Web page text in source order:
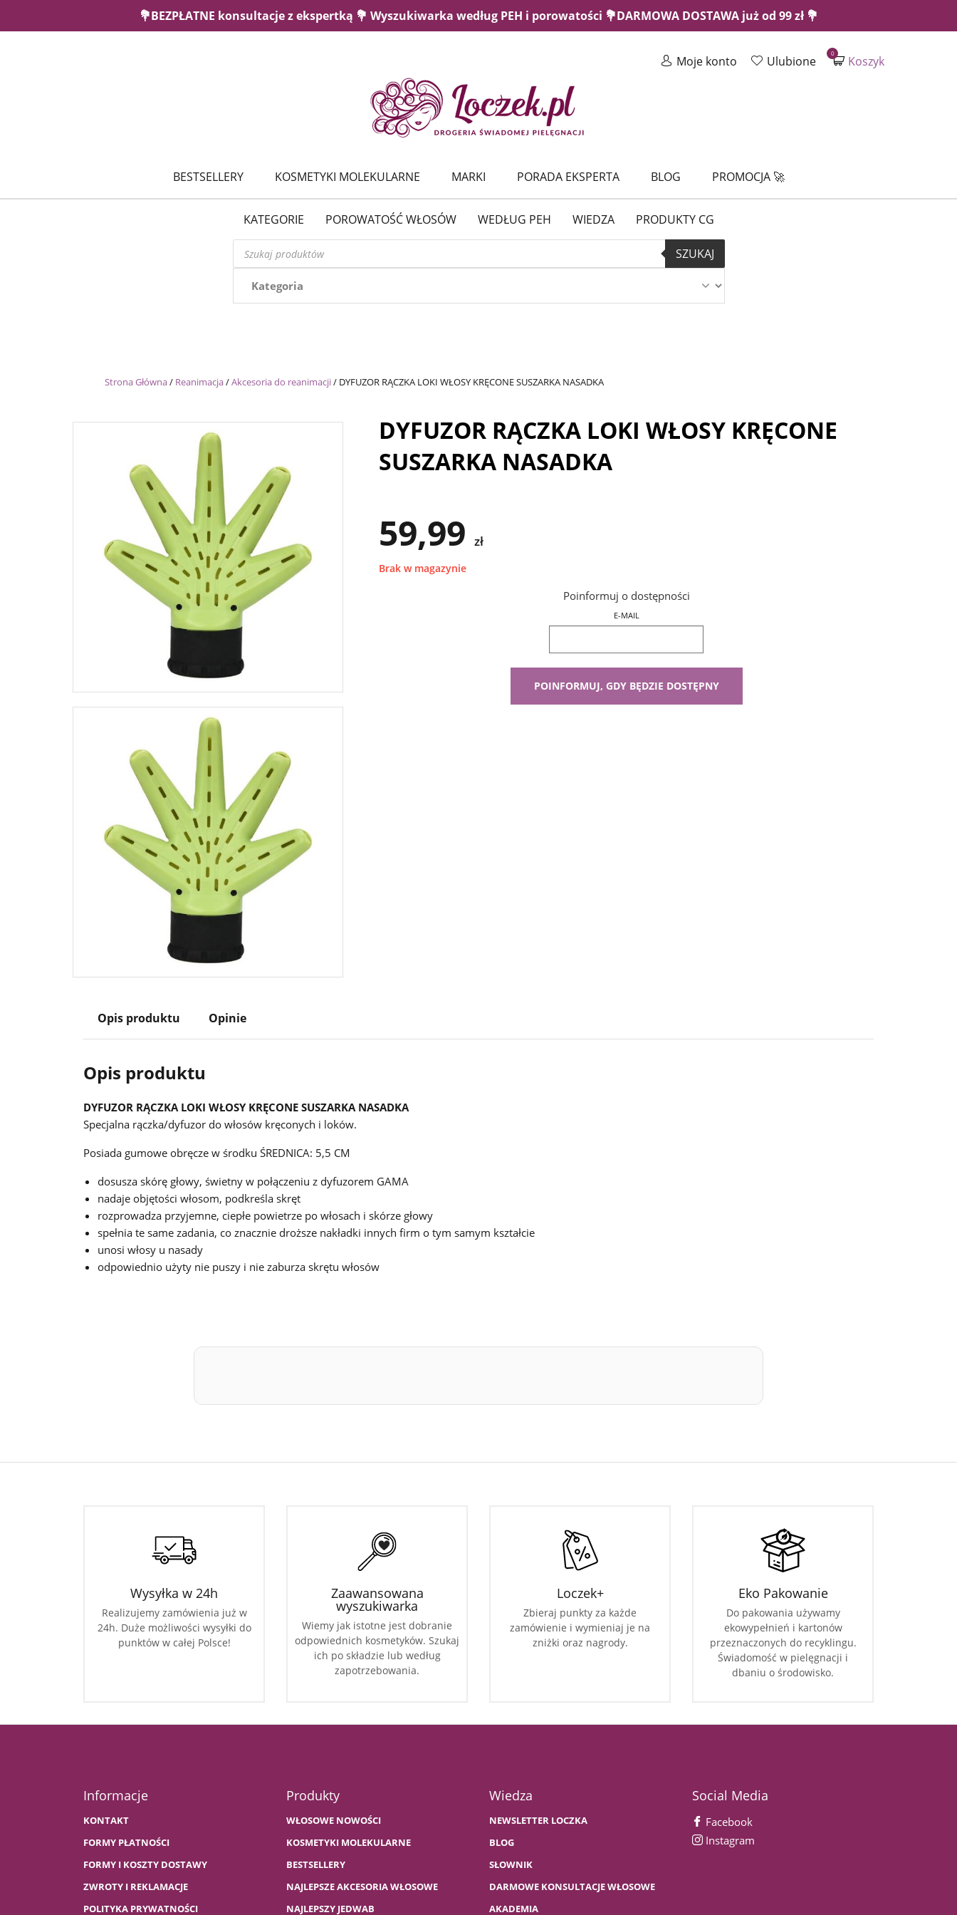
💐BEZPŁATNE konsultacje z ekspertką 💐 Wyszukiwarka według PEH i porowatości 💐DARMOWA DOSTAWA już od 99 zł 💐
Moje konto Ulubione Koszyk
0
BESTSELLERY KOSMETYKI MOLEKULARNE MARKI PORADA EKSPERTA BLOG PROMOCJA 🚀
KATEGORIE POROWATOŚĆ WŁOSÓW WEDŁUG PEH WIEDZA PRODUKTY CG
Wyszukiwarka
produktów
SZUKAJ
Strona Główna/ Reanimacja/Akcesoria do reanimacji/ DYFUZOR RĄCZKA LOKI WŁOSY KRĘCONE SUSZARKA NASADKA
DYFUZOR RĄCZKA LOKI WŁOSY KRĘCONE
SUSZARKA NASADKA
59,99 zł
Brak w magazynie
Poinformuj o dostępności
E-MAIL
Opis produktu Opinie
Opis produktu
DYFUZOR RĄCZKA LOKI WŁOSY KRĘCONE SUSZARKA NASADKA
Specjalna rączka/dyfuzor do włosów kręconych i loków.
Posiada gumowe obręcze w środku ŚREDNICA: 5,5 CM
dosusza skórę głowy, świetny w połączeniu z dyfuzorem GAMA
nadaje objętości włosom, podkreśla skręt
rozprowadza przyjemne, ciepłe powietrze po włosach i skórze głowy
spełnia te same zadania, co znacznie droższe nakładki innych firm o tym samym kształcie
unosi włosy u nasady
odpowiednio użyty nie puszy i nie zaburza skrętu włosów
Wysyłka w 24h
Realizujemy zamówienia już w
24h. Duże możliwości wysyłki do
punktów w całej Polsce!
Zaawansowana
wyszukiwarka
Wiemy jak istotne jest dobranie
odpowiednich kosmetyków. Szukaj
ich po składzie lub według
zapotrzebowania.
Loczek+
Zbieraj punkty za każde
zamówienie i wymieniaj je na
zniżki oraz nagrody.
Eko Pakowanie
Do pakowania używamy
ekowypełnień i kartonów
przeznaczonych do recyklingu.
Świadomość w pielęgnacji i
dbaniu o środowisko.
Informacje
KONTAKT
FORMY PŁATNOŚCI
FORMY I KOSZTY DOSTAWY
ZWROTY I REKLAMACJE
POLITYKA PRYWATNOŚCI
Produkty
WŁOSOWE NOWOŚCI
KOSMETYKI MOLEKULARNE
BESTSELLERY
NAJLEPSZE AKCESORIA WŁOSOWE
NAJLEPSZY JEDWAB
Wiedza
NEWSLETTER LOCZKA
BLOG
SŁOWNIK
DARMOWE KONSULTACJE WŁOSOWE
AKADEMIA
Social Media
Facebook
Instagram